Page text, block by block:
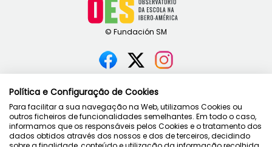
Contato
Política de privacidade
Condições de uso
Política de cookies
Política e Configuração de Cookies
Para facilitar a sua navegação na Web, utilizamos Cookies ou
outros ficheiros de funcionalidades semelhantes. Em todo o caso,
informamos que os responsáveis pelos Cookies e o tratamento dos
dados obtidos através dos nossos e dos de terceiros, decidindo